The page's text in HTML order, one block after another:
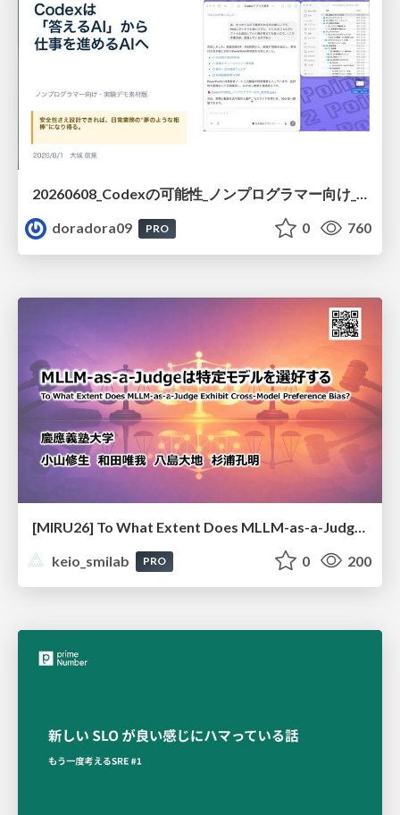
20260608_Codexの可能性_ノンプログラマー向け_大城追記
doradora09
PRO 0 760
keio_smilab
PRO 0 200